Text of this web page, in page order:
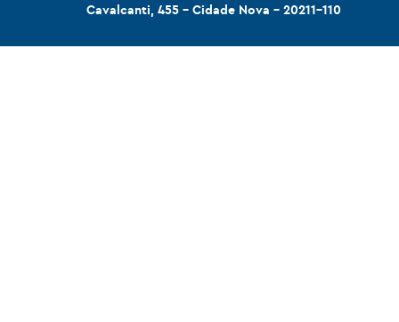
Cavalcanti, 455 - Cidade Nova - 20211-110